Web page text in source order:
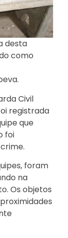
desta
como
Civil
registrada
que
foi
foram
na
Os objetos